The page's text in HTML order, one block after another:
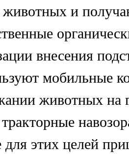
животных и
внесения
мобильные
животных на
этих целей